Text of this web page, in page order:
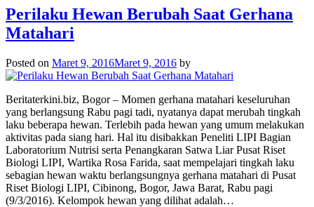
Perilaku Hewan Berubah Saat Gerhana
Matahari
Posted on Maret 9, 2016Maret 9, 2016 by
Beritaterkini.biz, Bogor – Momen gerhana matahari keseluruhan
yang berlangsung Rabu pagi tadi, nyatanya dapat merubah tingkah
laku beberapa hewan. Terlebih pada hewan yang umum melakukan
aktivitas pada siang hari. Hal itu disibakkan Peneliti LIPI Bagian
Laboratorium Nutrisi serta Penangkaran Satwa Liar Pusat Riset
Biologi LIPI, Wartika Rosa Farida, saat mempelajari tingkah laku
sebagian hewan waktu berlangsungnya gerhana matahari di Pusat
Riset Biologi LIPI, Cibinong, Bogor, Jawa Barat, Rabu pagi
(9/3/2016). Kelompok hewan yang dilihat adalah…